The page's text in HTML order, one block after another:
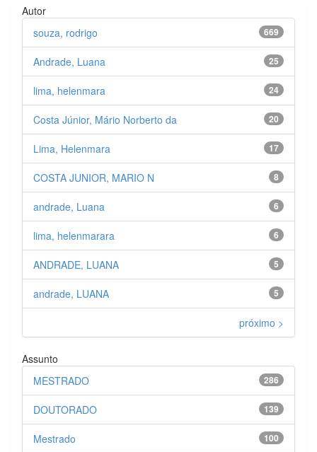
Autor
669
souza, rodrigo
25
Andrade, Luana
24
lima, helenmara
20
Costa Júnior, Mário Norberto da
17
Lima, Helenmara
8
COSTA JUNIOR, MARIO N
6
andrade, Luana
6
lima, helenmarara
5
ANDRADE, LUANA
5
andrade, LUANA
próximo >
Assunto
286
MESTRADO
139
DOUTORADO
100
Mestrado